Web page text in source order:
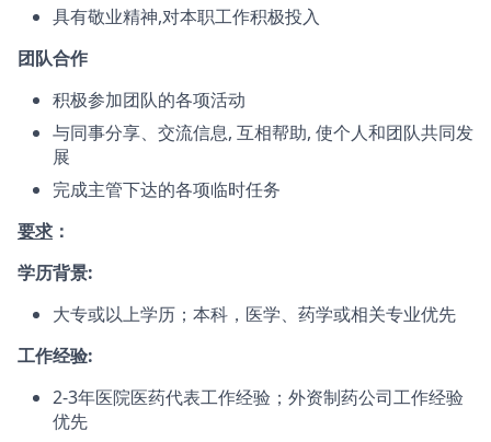
具有敬业精神,对本职工作积极投入
团队合作
积极参加团队的各项活动
与同事分享、交流信息, 互相帮助, 使个人和团队共同发
展
完成主管下达的各项临时任务
要求 ：
学历背景:
大专或以上学历；本科，医学、药学或相关专业优先
工作经验:
2-3年医院医药代表工作经验；外资制药公司工作经验
优先